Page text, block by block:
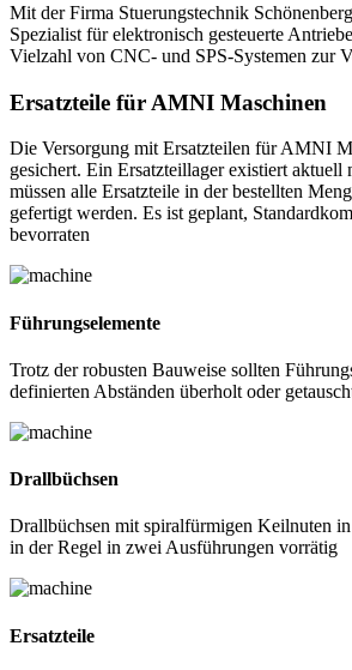
Mit der Firma Stuerungstechnik
Spezialist für elektronisch gesteuerte
Vielzahl von CNC- und SPS-Systemen zur
Ersatzteile für AMNI Maschinen
Die Versorgung mit Ersatzteilen für AMNI
gesichert. Ein Ersatzteillager existiert aktuell
müssen alle Ersatzteile in der bestellten
gefertigt werden. Es ist geplant,
bevorraten
Führungselemente
Trotz der robusten Bauweise sollten
definierten Abständen überholt oder
Drallbüchsen
Drallbüchsen mit spiralfürmigen Keilnuten
in der Regel in zwei Ausführungen vorrätig
Ersatzteile